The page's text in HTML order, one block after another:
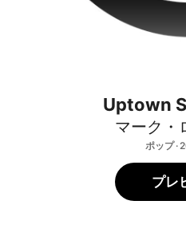
Uptown
マーク・
ポップ ·
プレ